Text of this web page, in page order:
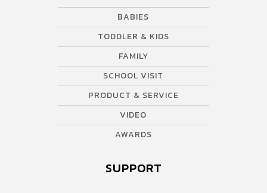
BABIES
TODDLER & KIDS
FAMILY
SCHOOL VISIT
PRODUCT & SERVICE
VIDEO
AWARDS
SUPPORT